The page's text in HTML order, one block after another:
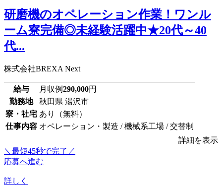
研磨機のオペレーション作業！ワンル
ーム寮完備◎未経験活躍中★20代～40
代...
株式会社BREXA Next
給与 月収例290,000円
勤務地
秋田県 湯沢市
寮・社宅 あり（無料）
仕事内容 オペレーション・製造 / 機械系工場 / 交替制
詳細を表示
＼最短45秒で完了／
応募へ進む
詳しく